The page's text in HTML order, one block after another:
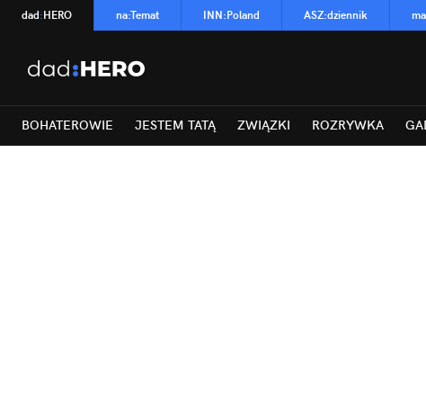
dad:HERO na:Temat INN:Poland ASZ:dziennik
BOHATEROWIE JESTEM TATĄ ZWIĄZKI ROZRYWKA